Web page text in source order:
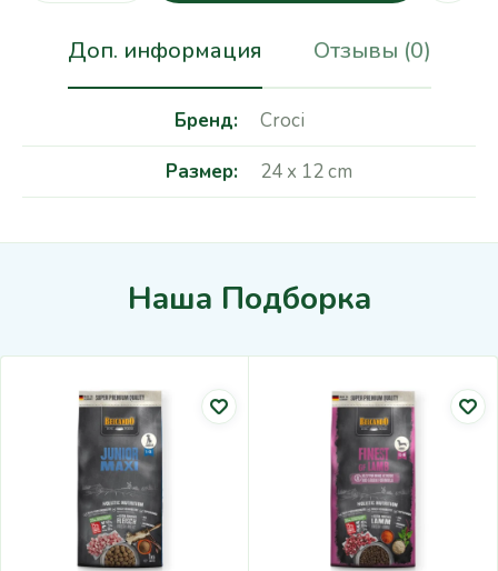
Доп. информация Отзывы (0)
Бренд
Croci
Размер
24 x 12 cm
Наша Подборка